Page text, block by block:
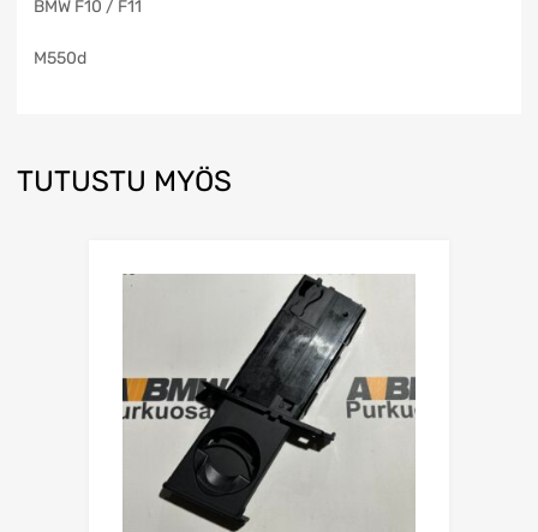
BMW F10 / F11
M550d
TUTUSTU MYÖS